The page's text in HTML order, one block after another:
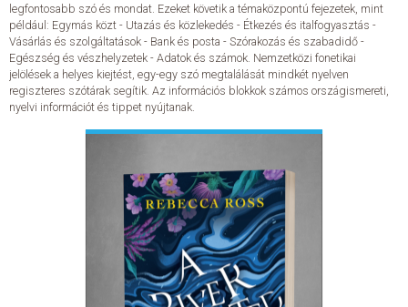
legfontosabb szó és mondat. Ezeket követik a témaközpontú fejezetek, mint
például: Egymás közt - Utazás és közlekedés - Étkezés és italfogyasztás -
Vásárlás és szolgáltatások - Bank és posta - Szórakozás és szabadidő -
Egészség és vészhelyzetek - Adatok és számok. Nemzetközi fonetikai
jelölések a helyes kiejtést, egy-egy szó megtalálását mindkét nyelven
regiszteres szótárak segítik. Az információs blokkok számos országismereti,
nyelvi információt és tippet nyújtanak.
ELŐRENDELHETŐ KIADVÁNYOK
ÚJDONSÁGOK
ELŐRENDELÉSI TOPLISTA
KÍVÁNSÁG TOPLISTA
ÁLTALÁNOS SZERZŐDÉSI FELTÉTELEK